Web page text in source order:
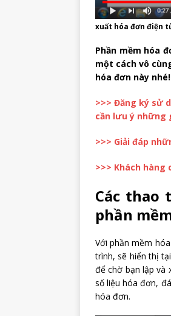
xuất hóa đơn điện
Phần mềm hóa
một cách vô
hóa đơn này nhé!
>>> Đăng ký sử
cần lưu ý những
>>> Giải đáp
>>> Khách hàng
Các thao
phần
Với phần mềm
trình, sẽ hiển thị
để chờ bạn lập và
số liệu hóa đơn,
hóa đơn.